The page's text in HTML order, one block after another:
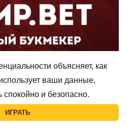
объясняет, как
ваши данные,
спокойно и безопасно.
ИГРАТЬ